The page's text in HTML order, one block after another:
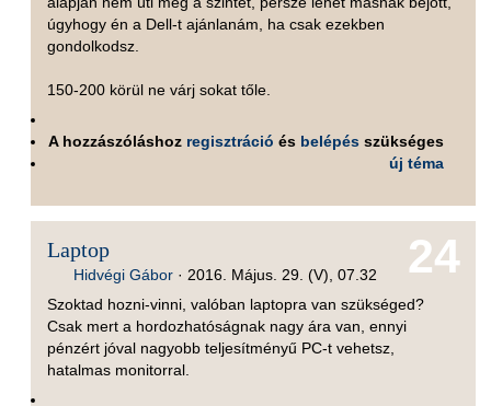
úgyhogy én a Dell-t ajánlanám, ha csak ezekben
gondolkodsz.
150-200 körül ne várj sokat tőle.
A hozzászóláshoz regisztráció és belépés szükséges
új téma
24
Laptop
Hidvégi Gábor· 2016. Május. 29. (V), 07.32
Szoktad hozni-vinni, valóban laptopra van szükséged?
Csak mert a hordozhatóságnak nagy ára van, ennyi
pénzért jóval nagyobb teljesítményű PC-t vehetsz,
hatalmas monitorral.